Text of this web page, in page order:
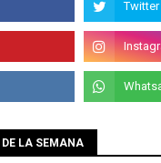
LA SEMANA